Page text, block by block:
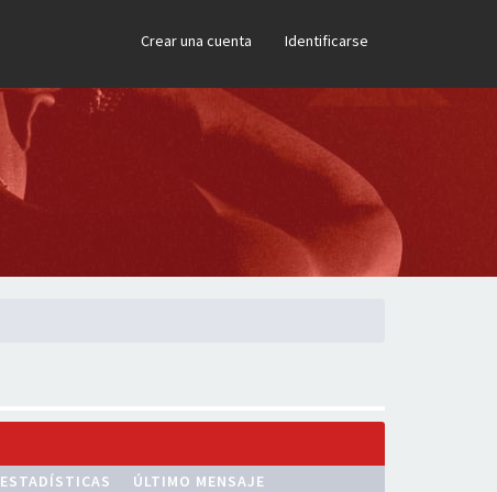
Crear una cuenta Identificarse
ESTADÍSTICAS ÚLTIMO MENSAJE